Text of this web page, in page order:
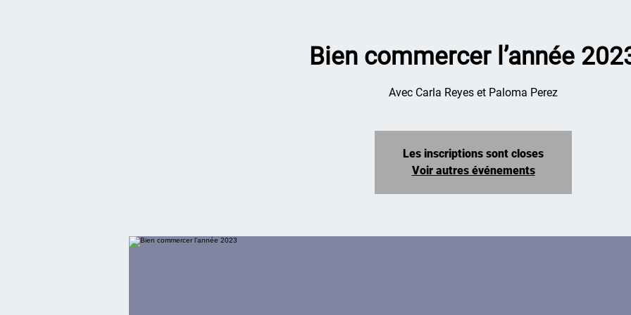
Bien commercer l’année
Avec Carla Reyes et Paloma Perez
Les inscriptions sont closes
Voir autres événements